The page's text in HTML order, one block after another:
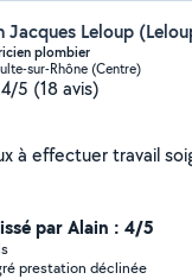
Jacques Leloup
plombier
sur-Rhône (Centre)
5 (18 avis)
à effectuer travail
par Alain : 4/5
prestation déclinée